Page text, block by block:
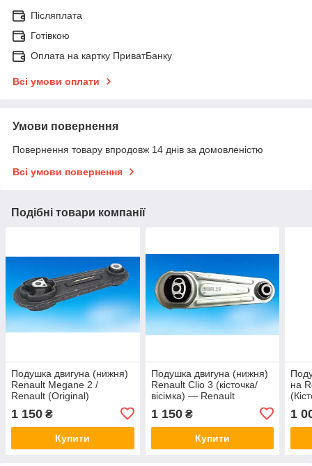
Післяплата
Готівкою
Оплата на картку ПриватБанку
Всі умови оплати
Умови повернення
Повернення товару впродовж 14 днів за домовленістю
Всі умови повернення
Подібні товари компанії
Подушка двигуна (нижня)
Renault Megane 2 /
Renault (Original)
1 150 ₴
Купити
Подушка двигуна (нижня)
Renault Clio 3 (кісточка/
вісімка) — Renault
1 150₴
Купити
на
1